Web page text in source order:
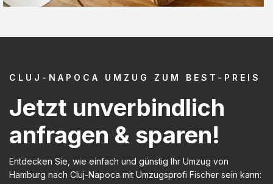
CLUJ-NAPOCA UMZUG ZUM BEST-PREIS
Jetzt unverbindlich
anfragen & sparen!
Entdecken Sie, wie einfach und günstig Ihr Umzug von
Hamburg nach Cluj-Napoca mit Umzugsprofi Fischer sein kann: